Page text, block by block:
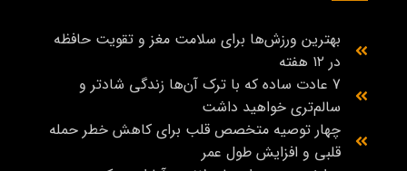
بهترین ورزش‌ها برای سلامت مغز و تقویت حافظه
در ۱۲ هفته
7 عادت ساده که با ترک آن‌ها زندگی شادتر و
سالم‌تری خواهید داشت
چهار توصیه متخصص قلب برای کاهش خطر حمله
قلبی و افزایش طول عمر